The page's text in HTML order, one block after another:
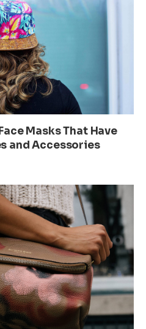
Masks That Have
and Accessories